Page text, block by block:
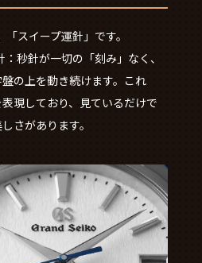
スイープ運針」です。
秒針が一切の「刻み」なく、
の上を動き続けます。これ
現しており、見ているだけで
さがあります。